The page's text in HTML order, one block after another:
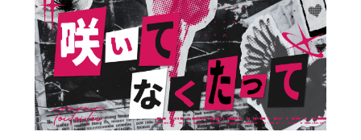
無料会員登録 ログイン